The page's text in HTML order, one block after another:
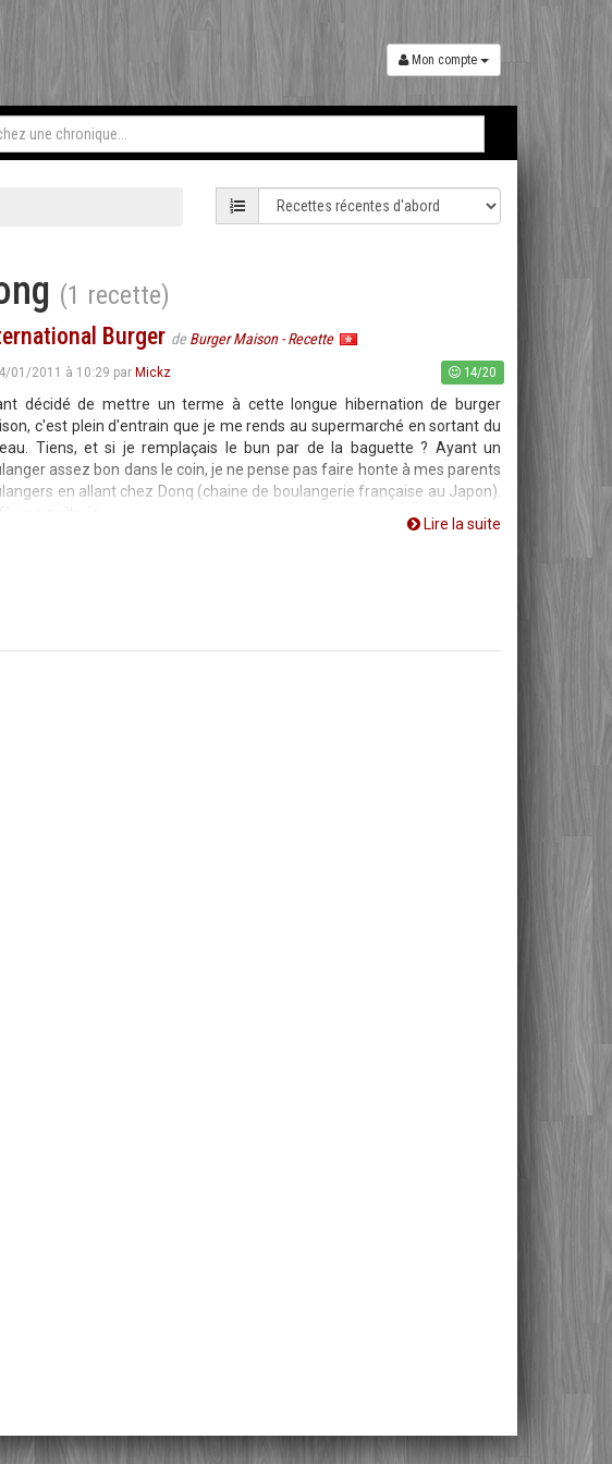
Mon compte
(1 recette)
Burger de Burger Maison - Recette
01/2011 à 10:29 par Mickz 14/20
décidé de mettre un terme à cette longue hibernation de burger
c'est plein d'entrain que je me rends au supermarché en sortant du
Tiens, et si je remplaçais le bun par de la baguette ? Ayant un
assez bon dans le coin, je ne pense pas faire honte à mes parents
en allant chez Donq (chaine de boulangerie française au Japon).
Lire la suite